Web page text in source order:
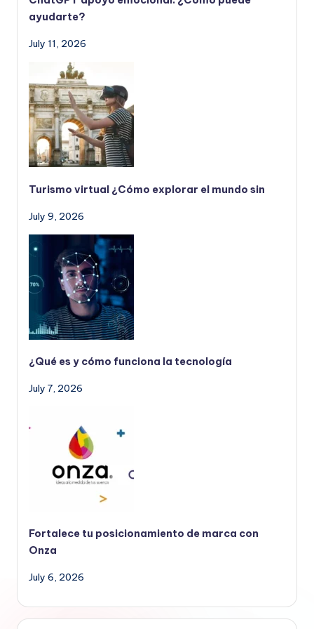
ayudarte?
July 11, 2026
Turismo virtual ¿Cómo explorar el mundo sin
July 9, 2026
¿Qué es y cómo funciona la tecnología
July 7, 2026
Fortalece tu posicionamiento de marca con
Onza
July 6, 2026